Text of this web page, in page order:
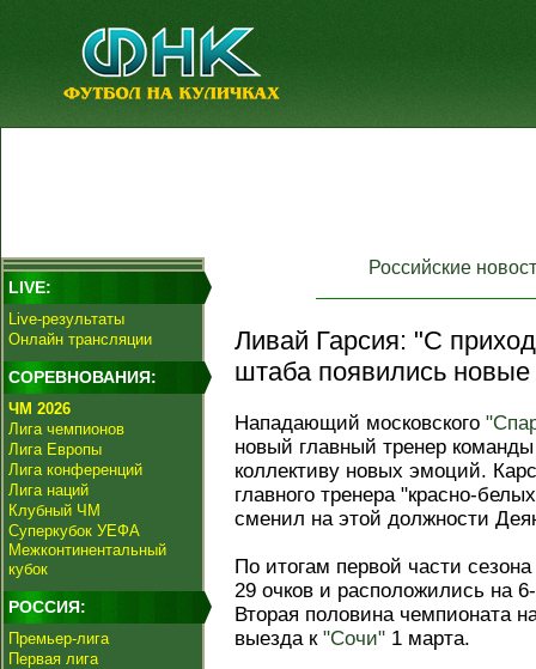
LIVE:
Live-результаты
Онлайн трансляции
СОРЕВНОВАНИЯ:
ЧМ 2026
Лига чемпионов
Лига Европы
Лига конференций
Лига наций
Клубный ЧМ
Суперкубок УЕФА
Межконтинентальный
кубок
РОССИЯ:
Премьер-лига
Первая лига
Российские
Ливай Гарсия: "С
штаба появились
Нападающий московского
новый главный тренер
коллективу новых эмоций.
главного тренера
сменил на этой должности
По итогам первой части
29 очков и расположились на
Вторая половина чемпионата
выезда к "Сочи" 1 марта.